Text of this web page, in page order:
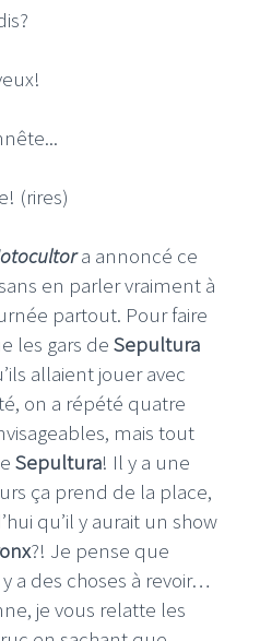
(rires)
a annoncé ce
en parler vraiment à
partout. Pour faire
les gars de Sepultura
allaient jouer avec
on a répété quatre
mais tout
Sepultura! Il y a une
ça prend de la place,
qu’il y aurait un show
?! Je pense que
a des choses à revoir…
je vous relatte les